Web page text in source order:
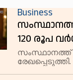
Business
120 രൂപ
സംസ്ഥാനത്ത്
രേഖപ്പെടുത്തി.